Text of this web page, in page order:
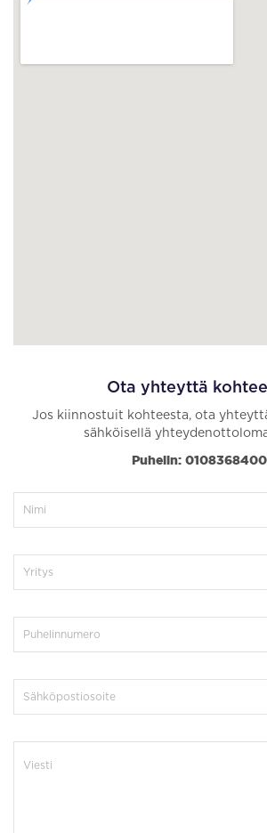
Ota yhteyttä
Jos kiinnostuit kohteesta, ota
sähköisellä
Puhelin: 0108368400